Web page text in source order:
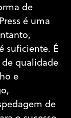
de
é uma
suficiente. É
qualidade
e
de